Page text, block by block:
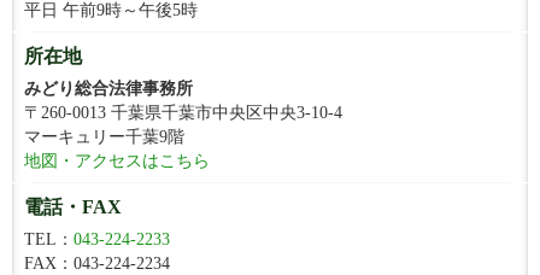
平日 午前9時～午後5時
所在地
みどり総合法律事務所
〒260-0013 千葉県千葉市中央区中央3-10-4
マーキュリー千葉9階
地図・アクセスはこちら
電話・FAX
TEL： 043-224-2233
FAX：043-224-2234